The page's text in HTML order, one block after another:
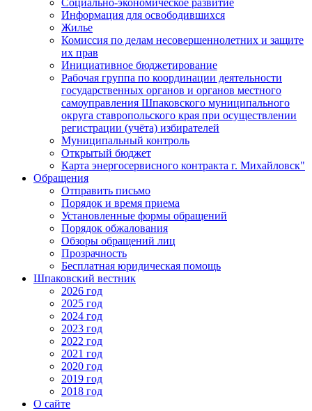
Социально-экономическое развитие
Информация для освободившихся
Жилье
Комиссия по делам несовершеннолетних и защите
их прав
Инициативное бюджетирование
Рабочая группа по координации деятельности
государственных органов и органов местного
самоуправления Шпаковского муниципального
округа ставропольского края при осуществлении
регистрации (учёта) избирателей
Муниципальный контроль
Открытый бюджет
Карта энергосервисного контракта г. Михайловск"
Обращения
Отправить письмо
Порядок и время приема
Установленные формы обращений
Порядок обжалования
Обзоры обращений лиц
Прозрачность
Бесплатная юридическая помощь
Шпаковский вестник
2026 год
2025 год
2024 год
2023 год
2022 год
2021 год
2020 год
2019 год
2018 год
О сайте